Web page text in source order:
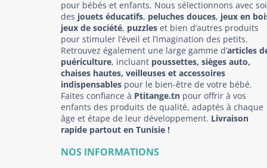
pour bébés et enfants. Nous sélectionnons avec
des jouets éducatifs, peluches douces, jeux en
jeux de société, puzzles et bien d’autres produits
pour stimuler l’éveil et l’imagination des petits.
Retrouvez également une large gamme d’articles
puériculture, incluant poussettes, sièges auto,
chaises hautes, veilleuses et accessoires
indispensables pour le bien-être de votre bébé.
Faites confiance à Ptitange.tn pour offrir à vos
enfants des produits de qualité, adaptés à chaque
âge et étape de leur développement. Livraison
rapide partout en Tunisie !
NOS INFORMATIONS